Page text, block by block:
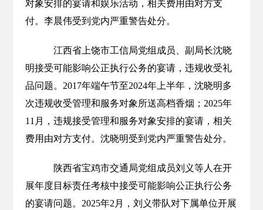
对象安排的宴请和娱乐活动，相关费用由对方支
付。李晨伟受到党内严重警告处分。
江西省上饶市工信局党组成员、副局长沈晓
明接受可能影响公正执行公务的宴请，违规收受礼
品问题。2017年端午节至2024年上半年，沈晓明多
次违规收受管理和服务对象所送高档香烟；2025年
11月，违规接受管理和服务对象安排的宴请，相关
费用由对方支付。沈晓明受到党内严重警告处分。
陕西省宝鸡市交通局党组成员刘义等人在开
展年度目标责任考核中接受可能影响公正执行公务
的宴请问题。2025年2月，刘义带队对下属单位开展